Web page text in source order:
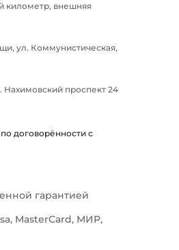
километр, внешняя
ул. Коммунистическая,
Нахимовский проспект 24
договорённости с
гарантией
MasterCard, МИР,